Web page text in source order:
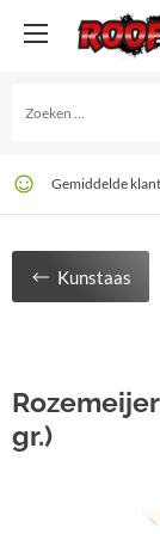
Gratis
60 dagenretour.
Gemiddelde
Kunstaas
gr.)